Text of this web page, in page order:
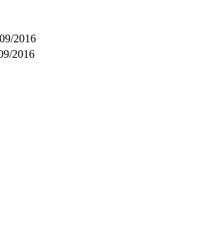
2016
2016